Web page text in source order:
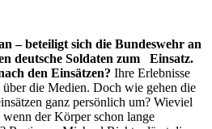
– beteiligt sich die Bundeswehr an
deutsche Soldaten zum Einsatz.
den Einsätzen? Ihre Erlebnisse
die Medien. Doch wie gehen die
ganz persönlich um? Wieviel
der Körper schon lange